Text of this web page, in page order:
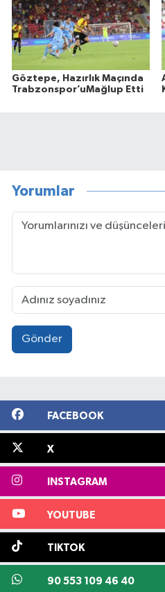
Göztepe, Hazırlık Maçında
Trabzonspor’uMağlup Etti
Yorumlar
Gönder
FACEBOOK
X
INSTAGRAM
YOUTUBE
TIKTOK
90 553 109 46 40